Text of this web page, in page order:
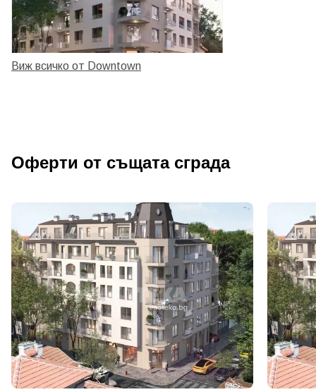
Виж всичко от Downtown
Оферти от същата сграда